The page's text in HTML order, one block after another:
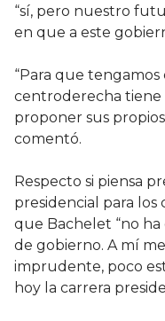
“sí, pero nuestro
en que a este
“Para que
centroderecha
proponer sus
comentó.
Respecto si piensa
presidencial para los
que Bachelet “no
de gobierno. A mí
imprudente, poco
hoy la carrera